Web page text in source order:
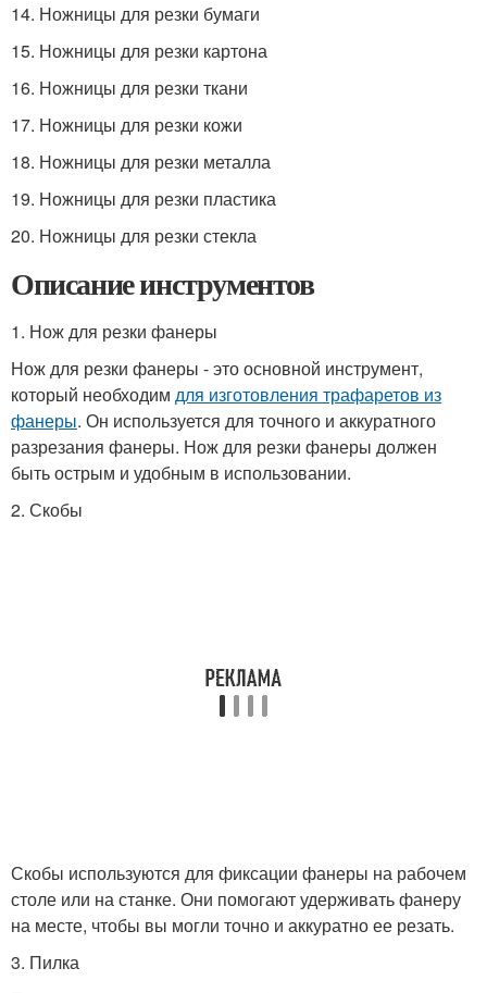
14. Ножницы для резки бумаги
15. Ножницы для резки картона
16. Ножницы для резки ткани
17. Ножницы для резки кожи
18. Ножницы для резки металла
19. Ножницы для резки пластика
20. Ножницы для резки стекла
Описание инструментов
1. Нож для резки фанеры
Нож для резки фанеры - это основной инструмент,
который необходим для изготовления трафаретов из
фанеры. Он используется для точного и аккуратного
разрезания фанеры. Нож для резки фанеры должен
быть острым и удобным в использовании.
2. Скобы
Скобы используются для фиксации фанеры на рабочем
столе или на станке. Они помогают удерживать фанеру
на месте, чтобы вы могли точно и аккуратно ее резать.
3. Пилка